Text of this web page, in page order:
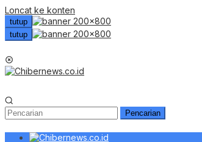
Loncat ke konten
tutup
tutup
Pencarian